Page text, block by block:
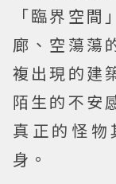
「臨界空
廊、空蕩蕩
複出現的建
陌生的不安
真正的怪
身。